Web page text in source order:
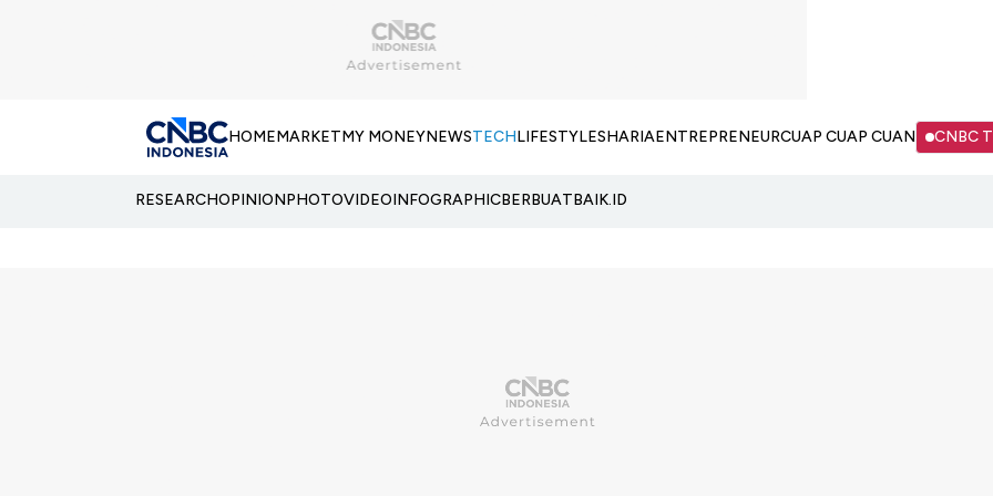
HOMEMARKETMY MONEYNEWSTECHLIFESTYLESHARIAENTREPRENEURCUAP CUAP CUAN CNBC
RESEARCHOPINIONPHOTOVIDEOINFOGRAPHICBERBUATBAIK.ID